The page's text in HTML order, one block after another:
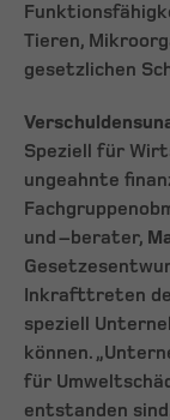
Tieren,
gesetzlichen
Speziell für
ungeahnte
und –berater,
Inkrafttreten
speziell
können.
für
entstanden